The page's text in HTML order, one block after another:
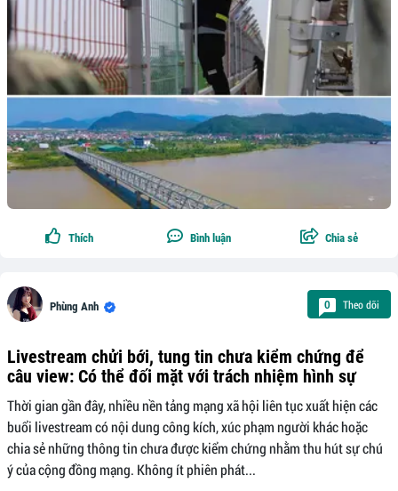
Thích Bình luận Chia sẻ
Phùng Anh 0 Theo dõi
Livestream chửi bới, tung tin chưa kiểm chứng để
câu view: Có thể đối mặt với trách nhiệm hình sự
Thời gian gần đây, nhiều nền tảng mạng xã hội liên tục xuất hiện các
buổi livestream có nội dung công kích, xúc phạm người khác hoặc
chia sẻ những thông tin chưa được kiểm chứng nhằm thu hút sự chú
ý của cộng đồng mạng. Không ít phiên phát...